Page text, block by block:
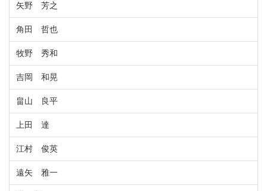
矢野 芳之
角田 哲也
牧野 秀和
吉岡 和晃
畠山 良平
上田 達
江村 俊英
遠矢 雅一